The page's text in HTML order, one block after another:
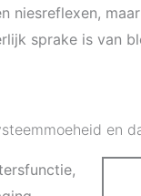
niesreflexen,
sprake is van
en